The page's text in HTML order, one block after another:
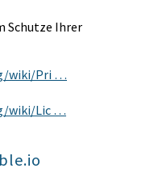
Schutze Ihrer
wiki/Pri …
wiki/Lic …